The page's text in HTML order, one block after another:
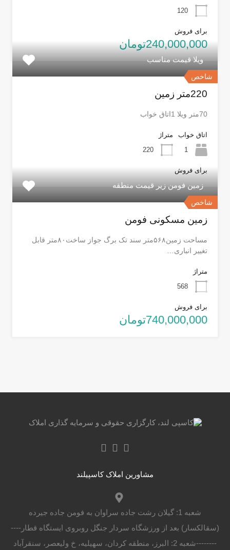
120
برای فروش
240,000,000تومان
شاخص
ویلا قیمت مناسب
220متر زمین
70متر ویلا 1اتاق خواب
اتاق خواب
1
متراژ
220
برای فروش
شاخص
زمین فومن زیر قیمت منطقه
زمین مسکونی فومن
مساحت زمین۵۶۸متر سند تک برگ جواز ساخت۸۰متر قابل
تغییر انباری…
متراژ
568
برای فروش
740,000,000تومان
مشاورین املاک کاسپیلند
شعبه 1: گیلان رشت جاده سراوان به فومن جاده جیرده
(سقالکسار) بعد از ورزشگاه سردار جنگل روبروی ایستگاه قطار----
--------شعبه 2: البرز، منطقه کردان، سهیلیه، خ ولیعصر، سنقرآباد